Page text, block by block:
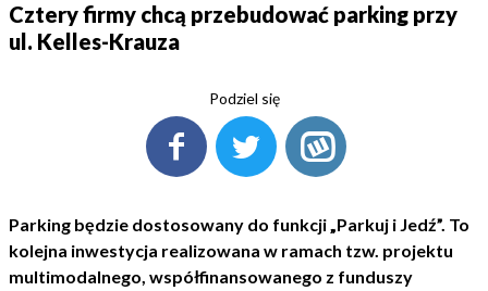
Cztery firmy chcą przebudować parking przy
ul. Kelles-Krauza
Podziel się
Parking będzie dostosowany do funkcji „Parkuj i Jedź”. To
kolejna inwestycja realizowana w ramach tzw. projektu
multimodalnego, współfinansowanego z funduszy